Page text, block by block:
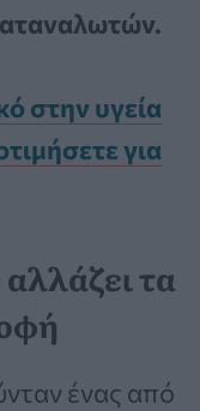
στην υγεία
για
τα
ένας από